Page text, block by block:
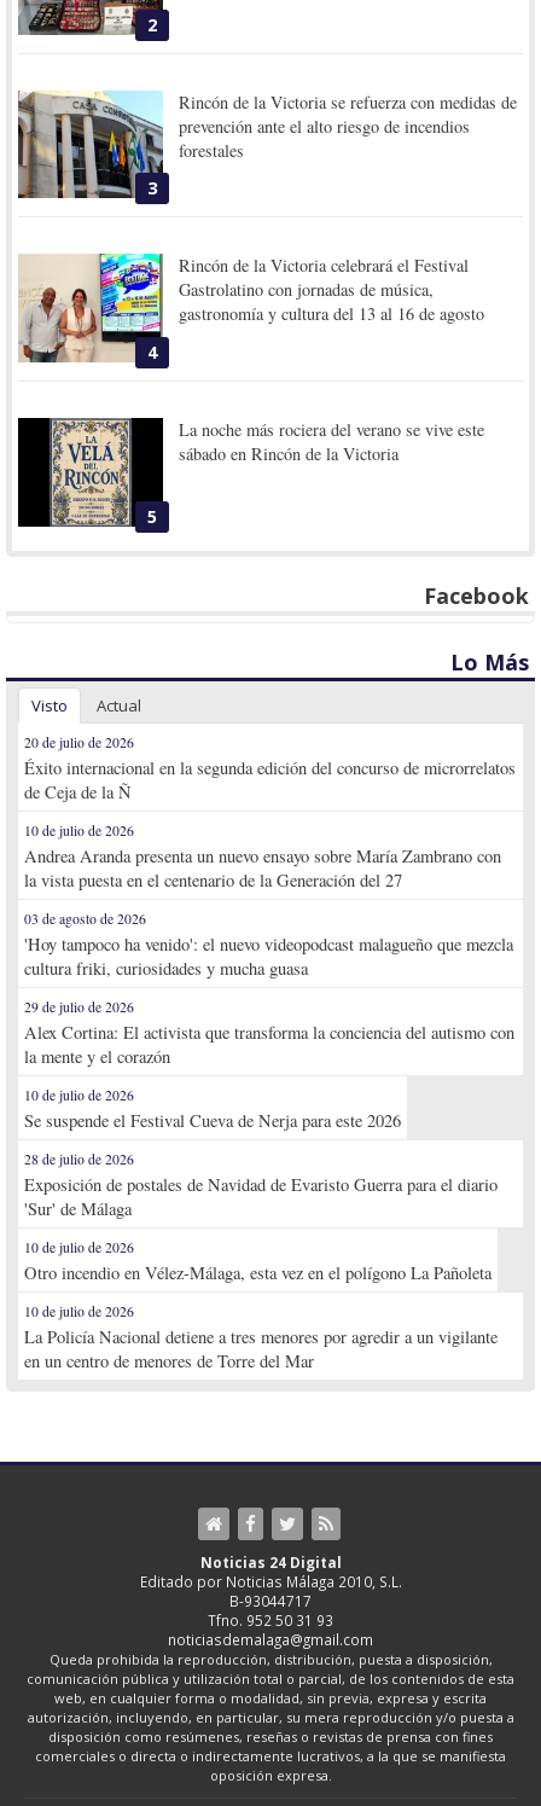
2
3
Rincón de la Victoria se refuerza con medidas de
prevención ante el alto riesgo de incendios
forestales
4
Rincón de la Victoria celebrará el Festival
Gastrolatino con jornadas de música,
gastronomía y cultura del 13 al 16 de agosto
5
La noche más rociera del verano se vive este
sábado en Rincón de la Victoria
Facebook
Lo Más
Visto Actual
20 de julio de 2026
Éxito internacional en la segunda edición del concurso de microrrelatos
de Ceja de la Ñ
10 de julio de 2026
Andrea Aranda presenta un nuevo ensayo sobre María Zambrano con
la vista puesta en el centenario de la Generación del 27
03 de agosto de 2026
'Hoy tampoco ha venido': el nuevo videopodcast malagueño que mezcla
cultura friki, curiosidades y mucha guasa
29 de julio de 2026
Alex Cortina: El activista que transforma la conciencia del autismo con
la mente y el corazón
10 de julio de 2026
Se suspende el Festival Cueva de Nerja para este 2026
28 de julio de 2026
Exposición de postales de Navidad de Evaristo Guerra para el diario
'Sur' de Málaga
10 de julio de 2026
Otro incendio en Vélez-Málaga, esta vez en el polígono La Pañoleta
10 de julio de 2026
La Policía Nacional detiene a tres menores por agredir a un vigilante
en un centro de menores de Torre del Mar
Noticias 24 Digital
Editado por Noticias Málaga 2010, S.L.
B-93044717
Tfno. 952 50 31 93
noticiasdemalaga@gmail.com
Queda prohibida la reproducción, distribución, puesta a disposición,
comunicación pública y utilización total o parcial, de los contenidos de esta
web, en cualquier forma o modalidad, sin previa, expresa y escrita
autorización, incluyendo, en particular, su mera reproducción y/o puesta a
disposición como resúmenes, reseñas o revistas de prensa con fines
comerciales o directa o indirectamente lucrativos, a la que se manifiesta
oposición expresa.